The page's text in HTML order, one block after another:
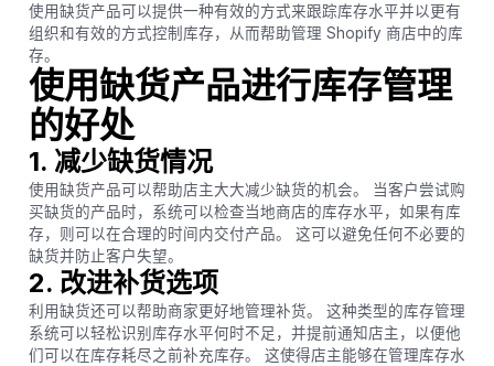
使用缺货产品可以提供一种有效的方式来跟踪库存水平并以更有
组织和有效的方式控制库存，从而帮助管理 Shopify 商店中的库
存。
使用缺货产品进行库存管理
的好处
1. 减少缺货情况
使用缺货产品可以帮助店主大大减少缺货的机会。 当客户尝试购
买缺货的产品时，系统可以检查当地商店的库存水平，如果有库
存，则可以在合理的时间内交付产品。 这可以避免任何不必要的
缺货并防止客户失望。
2. 改进补货选项
利用缺货还可以帮助商家更好地管理补货。 这种类型的库存管理
系统可以轻松识别库存水平何时不足，并提前通知店主，以便他
们可以在库存耗尽之前补充库存。 这使得店主能够在管理库存水